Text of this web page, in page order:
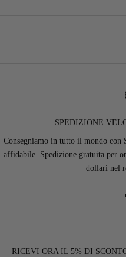
SPEDIZIONE
Consegniamo in tutto il mondo con
affidabile. Spedizione gratuita per
dollari nel
RICEVI ORA IL 5% DI